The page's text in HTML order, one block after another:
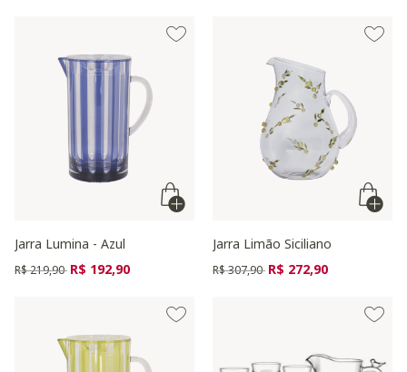
Jarra Lumina - Azul
Preço reduzido de
R$ 219,90 para
R$ 192,90
Jarra Limão Siciliano
Preço reduzido de
R$ 307,90 para
R$ 272,90